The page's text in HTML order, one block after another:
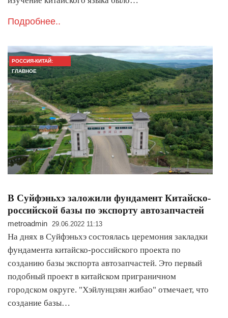
Подробнее..
РОССИЯ-КИТАЙ:
ГЛАВНОЕ
В Суйфэньхэ заложили фундамент Китайско-
российской базы по экспорту автозапчастей
metroadmin 29.06.2022 11:13
На днях в Суйфэньхэ состоялась церемония закладки
фундамента китайско-российского проекта по
созданию базы экспорта автозапчастей. Это первый
подобный проект в китайском приграничном
городском округе. "Хэйлунцзян жибао" отмечает, что
создание базы…